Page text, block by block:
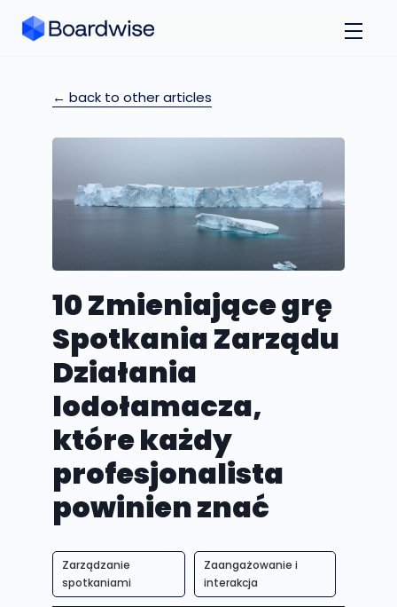
← back to other articles
10 Zmieniające grę
Spotkania Zarządu
Działania
lodołamacza,
które każdy
profesjonalista
powinien znać
Zarządzanie
spotkaniami
Zaangażowanie i
interakcja